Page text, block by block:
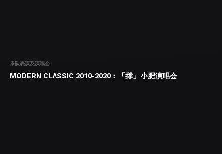
乐队表演及演唱会
MODERN CLASSIC 2010-2020：「撑」小肥演唱会